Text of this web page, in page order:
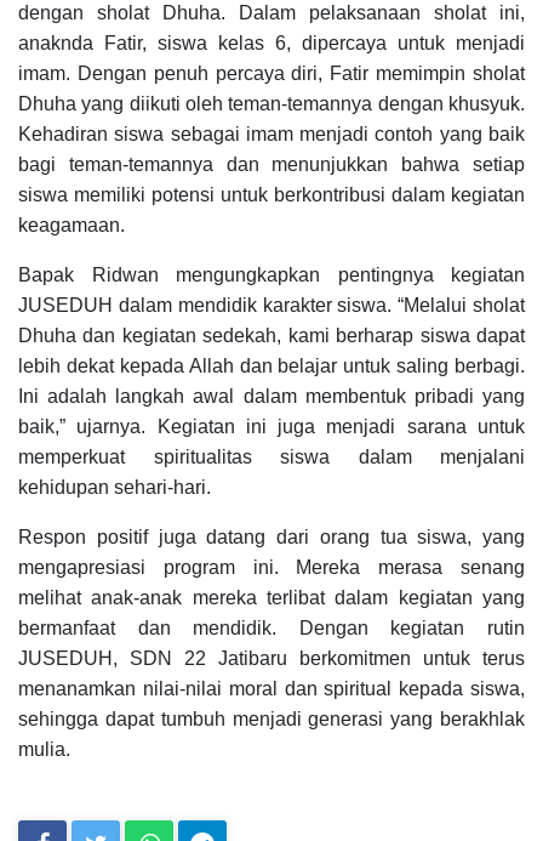
dengan sholat Dhuha. Dalam pelaksanaan sholat ini,
anaknda Fatir, siswa kelas 6, dipercaya untuk menjadi
imam. Dengan penuh percaya diri, Fatir memimpin sholat
Dhuha yang diikuti oleh teman-temannya dengan khusyuk.
Kehadiran siswa sebagai imam menjadi contoh yang baik
bagi teman-temannya dan menunjukkan bahwa setiap
siswa memiliki potensi untuk berkontribusi dalam kegiatan
keagamaan.
Bapak Ridwan mengungkapkan pentingnya kegiatan
JUSEDUH dalam mendidik karakter siswa. “Melalui sholat
Dhuha dan kegiatan sedekah, kami berharap siswa dapat
lebih dekat kepada Allah dan belajar untuk saling berbagi.
Ini adalah langkah awal dalam membentuk pribadi yang
baik,” ujarnya. Kegiatan ini juga menjadi sarana untuk
memperkuat spiritualitas siswa dalam menjalani
kehidupan sehari-hari.
Respon positif juga datang dari orang tua siswa, yang
mengapresiasi program ini. Mereka merasa senang
melihat anak-anak mereka terlibat dalam kegiatan yang
bermanfaat dan mendidik. Dengan kegiatan rutin
JUSEDUH, SDN 22 Jatibaru berkomitmen untuk terus
menanamkan nilai-nilai moral dan spiritual kepada siswa,
sehingga dapat tumbuh menjadi generasi yang berakhlak
mulia.